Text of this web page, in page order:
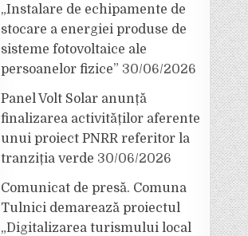
„Instalare de echipamente de
stocare a energiei produse de
sisteme fotovoltaice ale
persoanelor fizice” 30/06/2026
Panel Volt Solar anunță
finalizarea activităților aferente
unui proiect PNRR referitor la
tranziția verde 30/06/2026
Comunicat de presă. Comuna
Tulnici demarează proiectul
„Digitalizarea turismului local